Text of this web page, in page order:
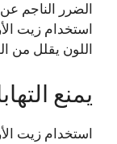
الضرر الناجم
استخدام زيت
اللون يقلل من
يمنع
استخدام زيت